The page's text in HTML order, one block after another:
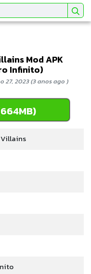
Mod APK
Infinito)
27, 2023 (3 anos ago )
Villains